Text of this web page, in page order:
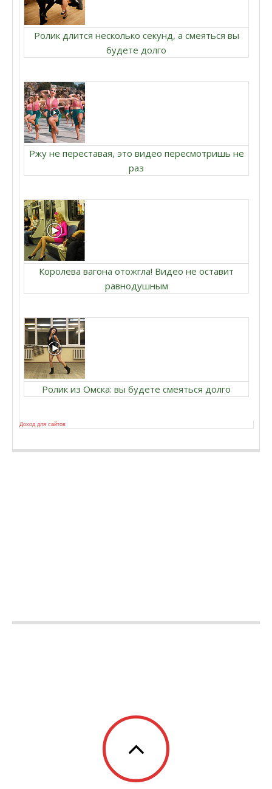
Ролик длится несколько секунд, а смеяться вы
будете долго
Ржу не переставая, это видео пересмотришь не
раз
Королева вагона отожгла! Видео не оставит
равнодушным
Ролик из Омска: вы будете смеяться долго
Доход для сайтов